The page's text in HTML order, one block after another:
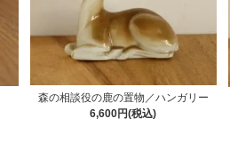
森の相談役の鹿の置物／ハンガリー
6,600円(税込)